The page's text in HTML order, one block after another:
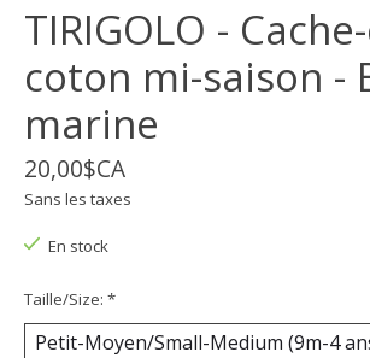
TIRIGOLO -
coton mi-saison -
marine
20,00$CA
Sans les taxes
En stock
Taille/Size: *